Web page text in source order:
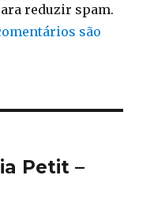
reduzir spam.
são
Petit –